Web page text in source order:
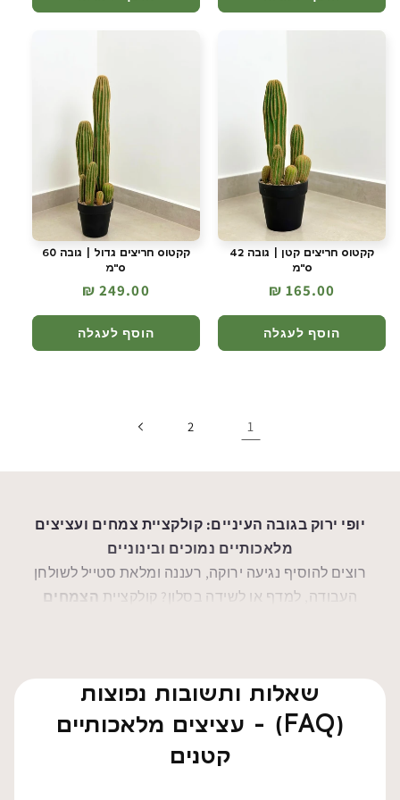
קקטוס חריצים קטן | גובה 42
ס"מ
מחיר
רגיל
165.00 ₪
הוסף לעגלה
קקטוס חריצים גדול | גובה 60
ס"מ
מחיר
רגיל
249.00 ₪
הוסף לעגלה
1
2
יופי ירוק בגובה העיניים: קולקציית צמחים ועציצים
מלאכותיים נמוכים ובינוניים
רוצים להוסיף נגיעה ירוקה, רעננה ומלאת סטייל לשולחן
העבודה, למדף או לשידה בסלון? קולקציית הצמחים
צמחים ועציצים נמוכים באיכות פרימיום שטרם נראתה
בישראל, בעלי מראה טבעי לחלוטין ורמת גימור מדויקת
להפליא. הצמחים בקולקציה זו אינם מתייבשים או
נובלים לעולם, ומשרים בן רגע אווירה נעימה, רגועה
שאלות ותשובות נפוצות
(FAQ) - עציצים מלאכותיים
קטנים